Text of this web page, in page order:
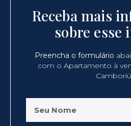
Receba mais
sobre esse
Preencha o formulário
com o Apartamento à